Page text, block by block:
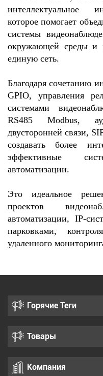
интеллектуальное
которое помогает
системы
окружающей среды и
единую сеть.
Благодаря сочетанию
GPIO, управления
системами
RS485 Modbus,
двусторонней связи,
создавать более
эффективные
автоматизации.
Это идеальное
проектов
автоматизации, IP-
парковками,
удаленного
Горячие Теги
Товары
Компания